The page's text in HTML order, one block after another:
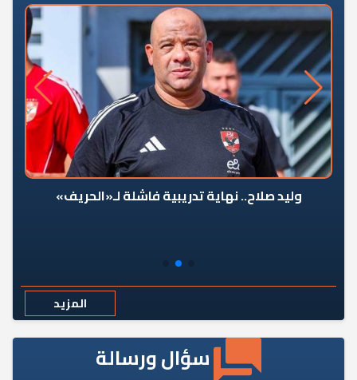
وليد صلاح.. نهاية تدريبية فاشلة لـ«الحريف»
المزيد
سؤال ورسالة